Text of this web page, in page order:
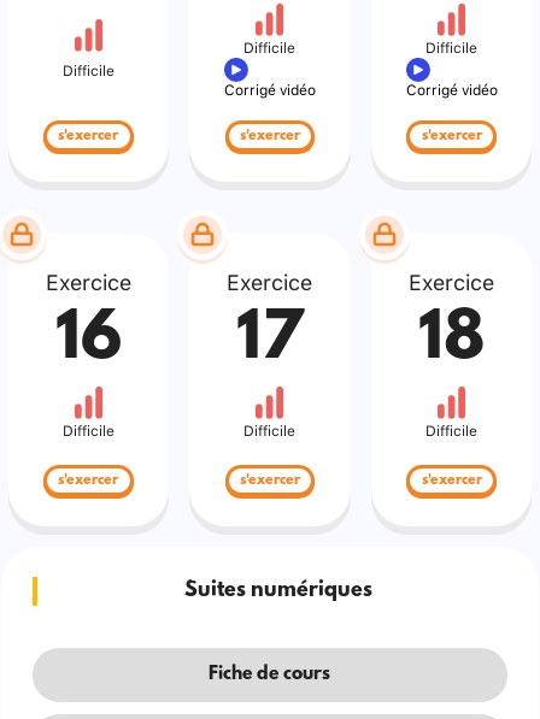
Difficile
s'exercer
Difficile
Corrigé vidéo
s'exercer
Difficile
Corrigé vidéo
s'exercer
Exercice
16
Difficile
s'exercer
Exercice
17
Difficile
s'exercer
Exercice
18
Difficile
s'exercer
Suites numériques
Fiche de cours